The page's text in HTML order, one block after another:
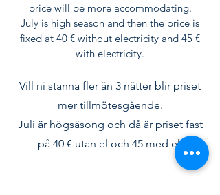
price will be more accommodating.
July is high season and then the price is
fixed at 40 € without electricity and 45 €
with electricity.
Vill ni stanna fler än 3 nätter blir priset
mer tillmötesgående.
Juli är högsäsong och då är priset fast
på 40 € utan el och 45 med el.